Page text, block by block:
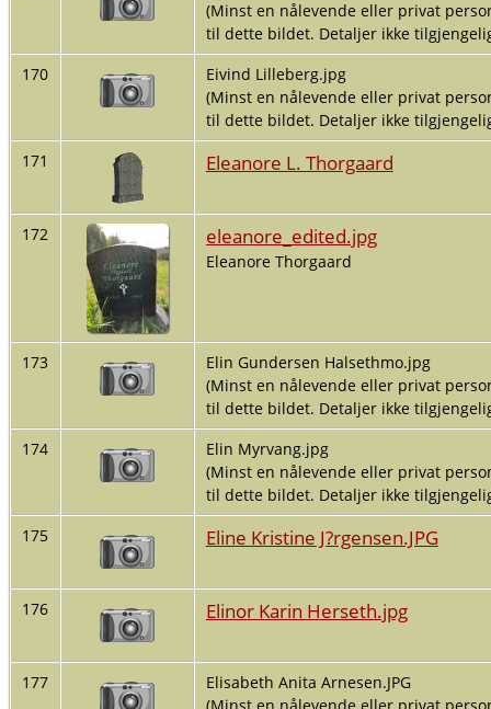
(Minst en nålevende eller privat
til dette bildet. Detaljer ikke
170
Eivind Lilleberg.jpg
(Minst en nålevende eller privat
til dette bildet. Detaljer ikke
171
Eleanore L. Thorgaard
172 eleanore_edited.jpg
Eleanore Thorgaard
173
Elin Gundersen Halsethmo.jpg
(Minst en nålevende eller privat
til dette bildet. Detaljer ikke
174
Elin Myrvang.jpg
(Minst en nålevende eller privat
til dette bildet. Detaljer ikke
175
Eline Kristine J?rgensen.JPG
176 Elinor Karin Herseth.jpg
177
Elisabeth Anita Arnesen.JPG